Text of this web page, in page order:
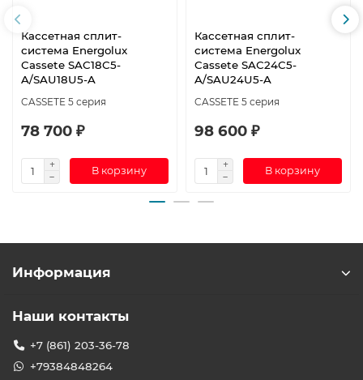
Кассетная сплит-
система Energolux
Cassete SAC18С5-
A/SAU18U5-A
CASSETE 5 серия
78 700 ₽
В корзину
Кассетная сплит-
система Energolux
Cassete SAС24C5-
A/SAU24U5-A
CASSETE 5 серия
98 600 ₽
В корзину
Информация
Наши контакты
+7 (861) 203-36-78
+79384848264